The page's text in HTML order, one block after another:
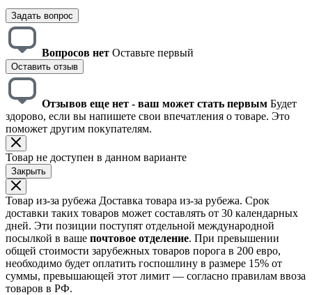
Задать вопрос
Вопросов нет Оставьте первый
Оставить отзыв
Отзывов еще нет - ваш может стать первым Будет
здорово, если вы напишете свои впечатления о товаре. Это
поможет другим покупателям.
Товар не доступен в данном варианте
Закрыть
Товар из-за рубежа Доставка товара из-за рубежа. Срок
доставки таких товаров может составлять от 30 календарных
дней. Эти позиции поступят отдельной международной
посылкой в ваше почтовое отделение. При превышении
общей стоимости зарубежных товаров порога в 200 евро,
необходимо будет оплатить госпошлину в размере 15% от
суммы, превышающей этот лимит — согласно правилам ввоза
товаров в РФ.